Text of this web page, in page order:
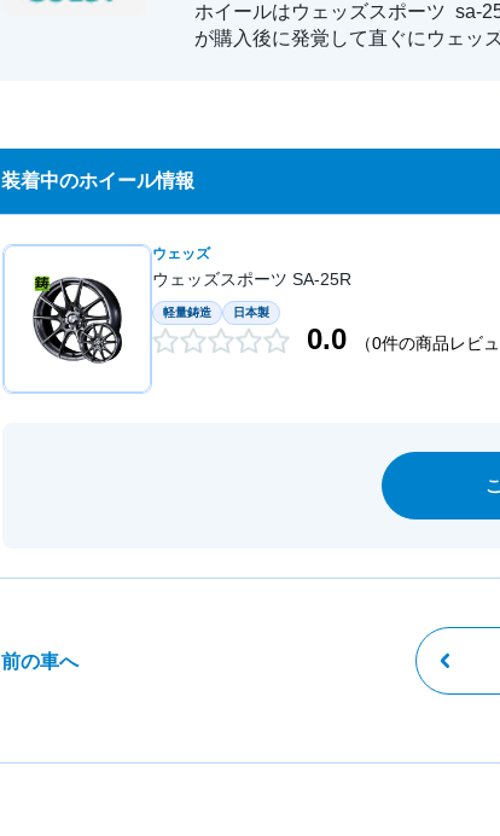
ホイールはウェッズスポーツ sa-
が購入後に発覚して直ぐにウェッ
装着中のホイール情報
ウェッズ
ウェッズスポーツ SA-25R
軽量鋳造 日本製
0.0 （0件の商品レビュ
前の車へ